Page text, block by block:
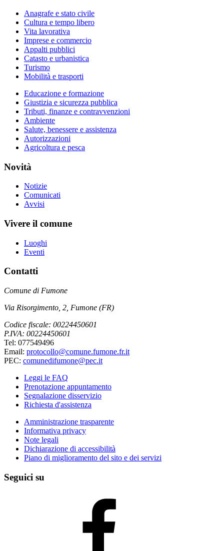
Anagrafe e stato civile
Cultura e tempo libero
Vita lavorativa
Imprese e commercio
Appalti pubblici
Catasto e urbanistica
Turismo
Mobilità e trasporti
Educazione e formazione
Giustizia e sicurezza pubblica
Tributi, finanze e contravvenzioni
Ambiente
Salute, benessere e assistenza
Autorizzazioni
Agricoltura e pesca
Novità
Notizie
Comunicati
Avvisi
Vivere il comune
Luoghi
Eventi
Contatti
Comune di Fumone
Via Risorgimento, 2, Fumone (FR)
Codice fiscale: 00224450601
P.IVA: 00224450601
Tel: 077549496
Email: protocollo@comune.fumone.fr.it
PEC: comunedifumone@pec.it
Leggi le FAQ
Prenotazione appuntamento
Segnalazione disservizio
Richiesta d'assistenza
Amministrazione trasparente
Informativa privacy
Note legali
Dichiarazione di accessibilità
Piano di miglioramento del sito e dei servizi
Seguici su